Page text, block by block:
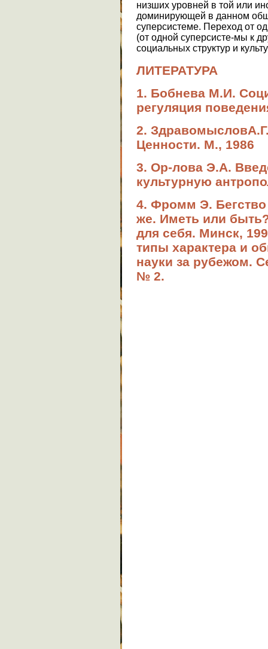
низших уровней в той или
доминирующей в данном
суперсистеме. Переход от
(от одной суперсисте-мы к
социальных структур и
ЛИТЕРАТУРА
1. Бобнева М.И.
регуляция
2.
Ценности. М., 1986
3. Ор-лова Э.А.
культурную
4. Фромм Э.
же. Иметь или
для себя. Минск,
типы характера и
науки за рубежом.
№ 2.